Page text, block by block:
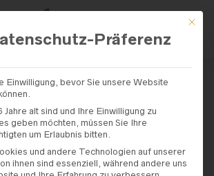
STIL /MODERN / SEITE 6
Modern
Mit
Präferenz
Einwilligung, bevor Sie unsere Website
Jahre alt sind und Ihre Einwilligung zu
geben möchten, müssen Sie Ihre
um Erlaubnis bitten.
und andere Technologien auf unserer
ihnen sind essenziell, während andere uns